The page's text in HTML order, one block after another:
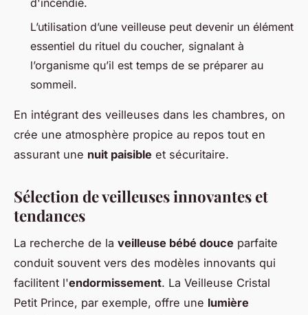
d'incendie.
L’utilisation d’une veilleuse peut devenir un élément
essentiel du rituel du coucher, signalant à
l’organisme qu’il est temps de se préparer au
sommeil.
En intégrant des veilleuses dans les chambres, on
crée une atmosphère propice au repos tout en
assurant une nuit paisible et sécuritaire.
Sélection de veilleuses innovantes et
tendances
La recherche de la veilleuse bébé douce parfaite
conduit souvent vers des modèles innovants qui
facilitent l'endormissement. La Veilleuse Cristal
Petit Prince, par exemple, offre une lumière